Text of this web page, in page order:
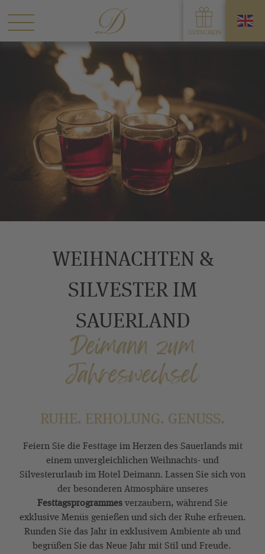
WEIHNACHTEN &
SILVESTER IM
SAUERLAND
Deimann zum
Jahreswechsel
RUHE. ERHOLUNG. GENUSS.
Feiern Sie die Festtage im Herzen des Sauerlands mit
einem unvergleichlichen Weihnachts- und
Silvesterurlaub im Hotel Deimann. Lassen Sie sich von
der besonderen Atmosphäre unseres
Festtagsprogrammesverzaubern, während Sie
exklusive Menüs genießen und sich der Ruhe erfreuen.
Runden Sie das Jahr in exklusivem Ambiente ab und
begrüßen Sie das Neue Jahr mit Stil und Freude.